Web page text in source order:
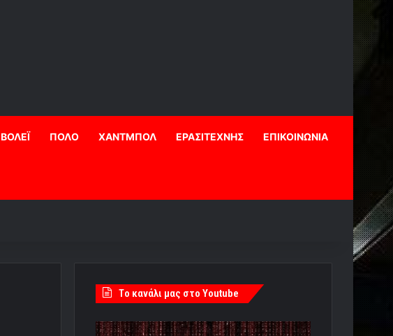
ΒΟΛΕΪ ΠΟΛΟ ΧΑΝΤΜΠΟΛ ΕΡΑΣΙΤΕΧΝΗΣ ΕΠΙΚΟΙΝΩΝΙΑ
Tο κανάλι μας στο Youtube